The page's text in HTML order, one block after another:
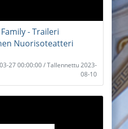
- Traileri
Nuorisoteatteri
27 00:00:00 / Tallennettu 2023-
08-10